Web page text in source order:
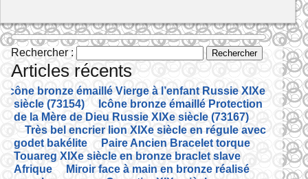
Rechercher :
Articles récents
Icône bronze émaillé Vierge à l’enfant Russie XIXe
siècle (73154)
Icône bronze émaillé Protection
de la Mère de Dieu Russie XIXe siècle (73167)
Très bel encrier lion XIXe siècle en régule avec
godet bakélite
Paire Ancien Bracelet torque
Touareg XIXe siècle en bronze braclet slave
Afrique
Miroir face à main en bronze réalisé